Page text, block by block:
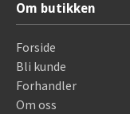
Om butikken
Forside
Bli kunde
Forhandler
Om oss